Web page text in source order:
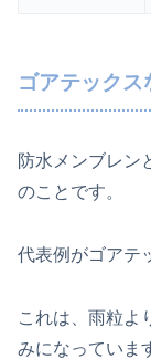
ゴアテックス
防水メンブレン
のことです。
代表例がゴアテ
これは、雨粒よ
みになっていま